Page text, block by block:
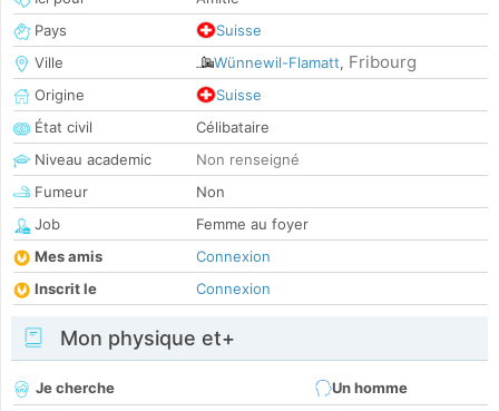
Pays
Suisse
Ville
Wünnewil-Flamatt, Fribourg
Origine
Suisse
État civil
Célibataire
Niveau academic
Non renseigné
Fumeur
Non
Job
Femme au foyer
Mes amis
Connexion
Inscrit le
Connexion
Mon physique et+
Je cherche
Un homme